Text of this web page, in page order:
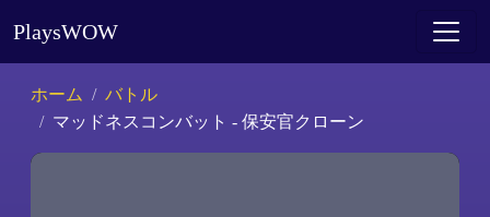
PlaysWOW
ホーム
バトル
マッドネスコンバット - 保安官クローン